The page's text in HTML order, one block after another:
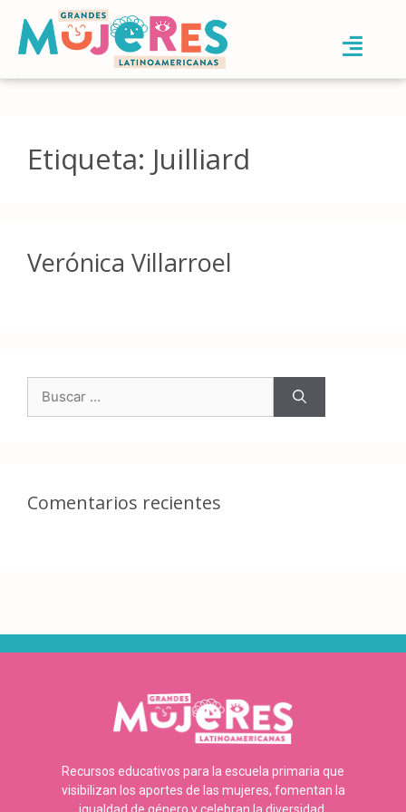
Etiqueta: Juilliard
Verónica Villarroel
Comentarios recientes
Recursos educativos para la escuela primaria que
visibilizan los aportes de las mujeres, fomentan la
igualdad de género y celebran la diversidad.